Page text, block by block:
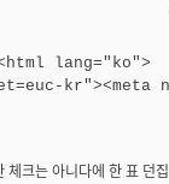
lang="ko">
kr"><meta
크는 아니다에 한 표 던